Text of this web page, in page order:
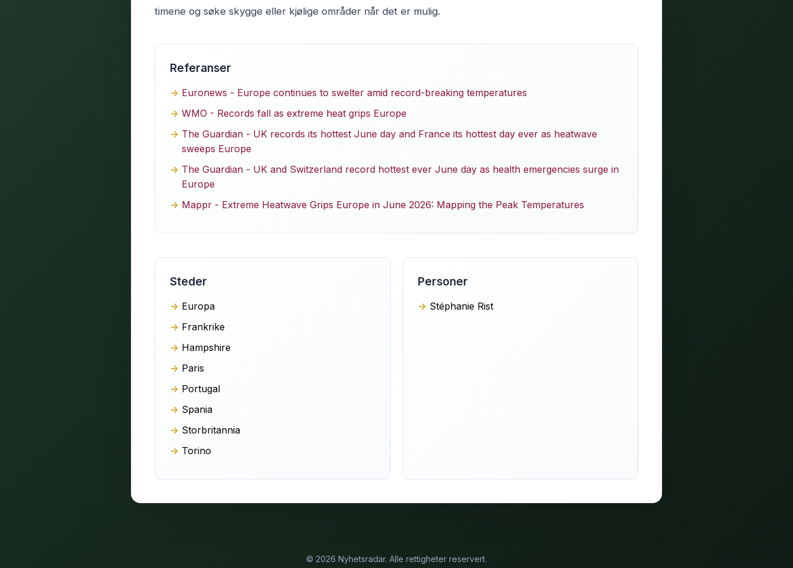
timene og søke skygge eller kjølige områder når det er mulig.
Referanser
Euronews - Europe continues to swelter amid record-breaking temperatures
WMO - Records fall as extreme heat grips Europe
The Guardian - UK records its hottest June day and France its hottest day ever as heatwave
sweeps Europe
The Guardian - UK and Switzerland record hottest ever June day as health emergencies surge in
Europe
Mappr - Extreme Heatwave Grips Europe in June 2026: Mapping the Peak Temperatures
Steder
Europa
Frankrike
Hampshire
Paris
Portugal
Spania
Storbritannia
Torino
Personer
Stéphanie Rist
© 2026 Nyhetsradar. Alle rettigheter reservert.